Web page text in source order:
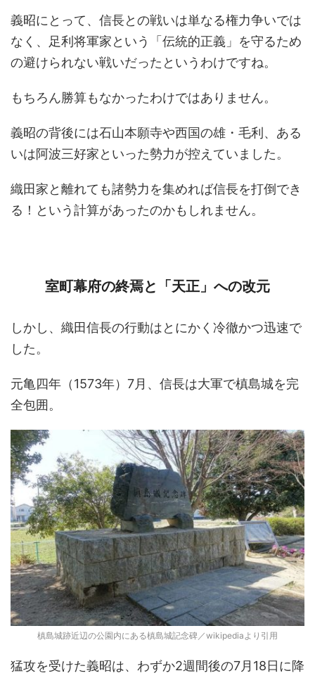
義昭にとって、信長との戦いは単なる権力争いでは
なく、足利将軍家という「伝統的正義」を守るため
の避けられない戦いだったというわけですね。
もちろん勝算もなかったわけではありません。
義昭の背後には石山本願寺や西国の雄・毛利、ある
いは阿波三好家といった勢力が控えていました。
織田家と離れても諸勢力を集めれば信長を打倒でき
る！という計算があったのかもしれません。
室町幕府の終焉と「天正」への改元
しかし、織田信長の行動はとにかく冷徹かつ迅速で
した。
元亀四年（1573年）7月、信長は大軍で槙島城を完
全包囲。
槙島城跡近辺の公園内にある槙島城記念碑／wikipediaより引用
猛攻を受けた義昭は、わずか2週間後の7月18日に降